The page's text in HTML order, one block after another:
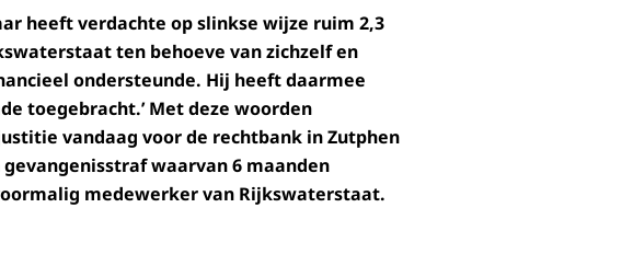
heeft verdachte op slinkse wijze ruim 2,3
ten behoeve van zichzelf en
ondersteunde. Hij heeft daarmee
toegebracht.’ Met deze woorden
vandaag voor de rechtbank in Zutphen
waarvan 6 maanden
medewerker van Rijkswaterstaat.